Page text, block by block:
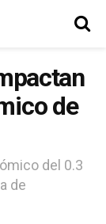
de
del 0.3
de